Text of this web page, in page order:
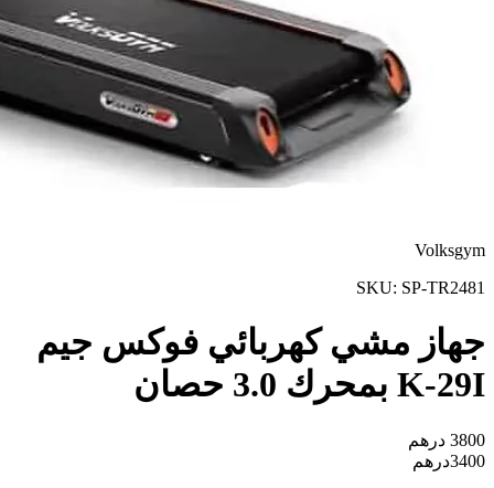
Volksgym
SKU: SP-TR2481
جهاز مشي كهربائي فوكس جيم
K-29I بمحرك 3.0 حصان
3800 درهم
3400درهم